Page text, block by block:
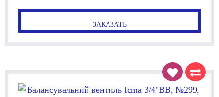
ЗАКАЗАТЬ